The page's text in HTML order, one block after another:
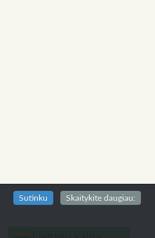
Sutinku Skaitykite daugiau: